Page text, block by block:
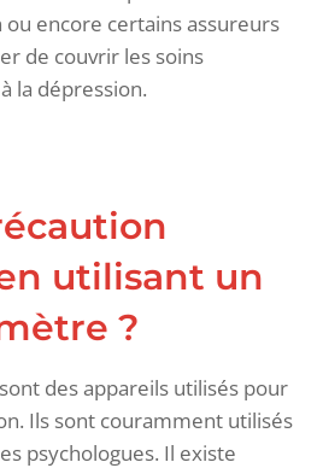
ou encore certains assureurs
de couvrir les soins
la dépression.
utilisant un
?
des appareils utilisés pour
Ils sont couramment utilisés
psychologues. Il existe